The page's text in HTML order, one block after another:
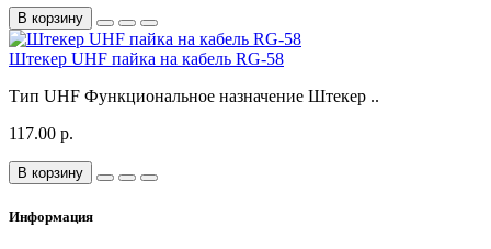
В корзину
Штекер UHF пайка на кабель RG-58
Тип UHF Функциональное назначение Штекер ..
117.00 р.
В корзину
Информация